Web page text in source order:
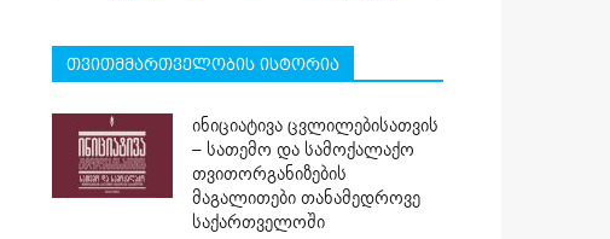
თვითმმართველობის ისტორია
ინიციატივა ცვლილებისათვის
– სათემო და სამოქალაქო
თვითორგანიზების
მაგალითები თანამედროვე
საქართველოში